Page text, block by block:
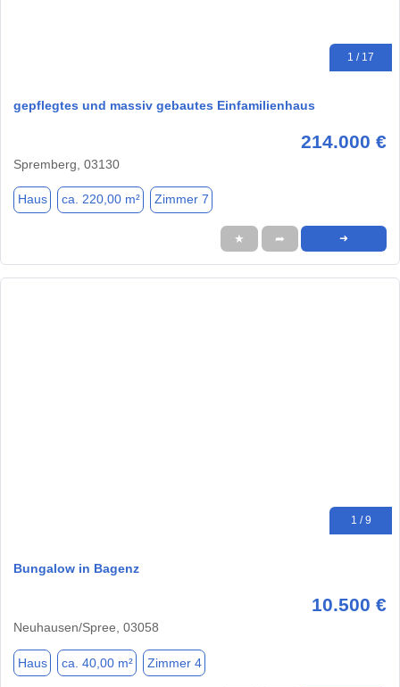
1 / 17
gepflegtes und massiv gebautes Einfamilienhaus
214.000 €
Spremberg, 03130
Haus ca. 220,00 m² Zimmer 7
★ ➦ ➜
1 / 9
Bungalow in Bagenz
10.500 €
Neuhausen/Spree, 03058
Haus ca. 40,00 m² Zimmer 4